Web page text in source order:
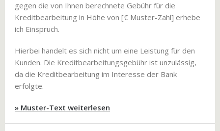
gegen die von Ihnen berechnete Gebühr für die
Kreditbearbeitung in Höhe von [€ Muster-Zahl] erhebe
ich Einspruch.
Hierbei handelt es sich nicht um eine Leistung für den
Kunden. Die Kreditbearbeitungsgebühr ist unzulässig,
da die Kreditbearbeitung im Interesse der Bank
erfolgte.
» Muster-Text weiterlesen